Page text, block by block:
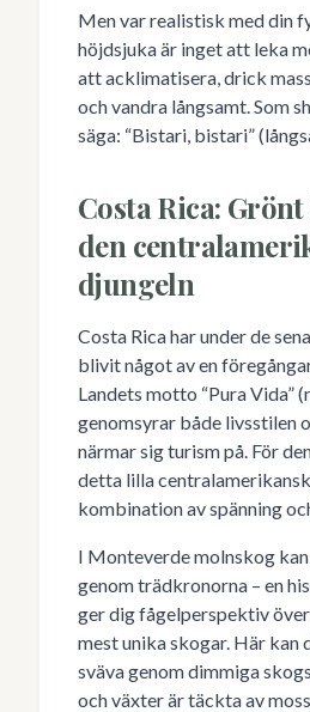
Men var realistisk med din
höjdsjuka är inget att leka
att acklimatisera, drick
och vandra långsamt. Som
säga: “Bistari, bistari”
Costa Rica:
den
djungeln
Costa Rica har under de
blivit något av en
Landets motto “Pura Vida”
genomsyrar både livsstilen
närmar sig turism på. För
detta lilla
kombination av spänning
I Monteverde molnskog
genom trädkronorna – en
ger dig fågelperspektiv över
mest unika skogar. Här kan
sväva genom dimmiga
och växter är täckta av